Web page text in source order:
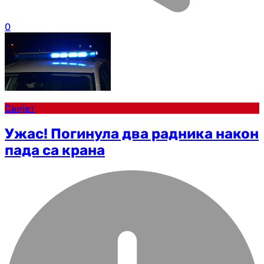
0
Свијет
Ужас! Погинула два радника након
пада са крана